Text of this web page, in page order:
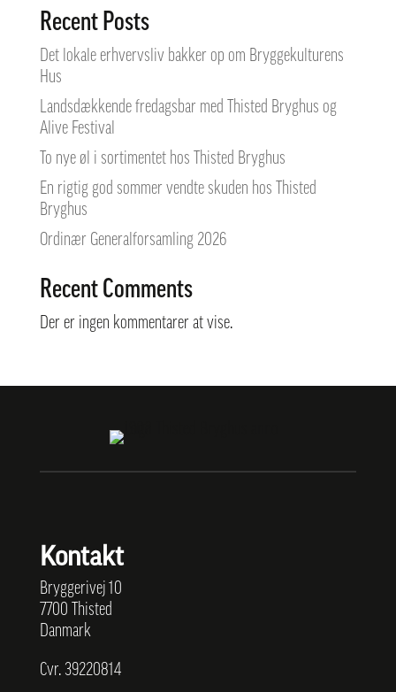
Recent Posts
Det lokale erhvervsliv bakker op om Bryggekulturens
Hus
Landsdækkende fredagsbar med Thisted Bryghus og
Alive Festival
To nye øl i sortimentet hos Thisted Bryghus
En rigtig god sommer vendte skuden hos Thisted
Bryghus
Ordinær Generalforsamling 2026
Recent Comments
Der er ingen kommentarer at vise.
Kontakt
Bryggerivej 10
7700 Thisted
Danmark
Cvr. 39220814